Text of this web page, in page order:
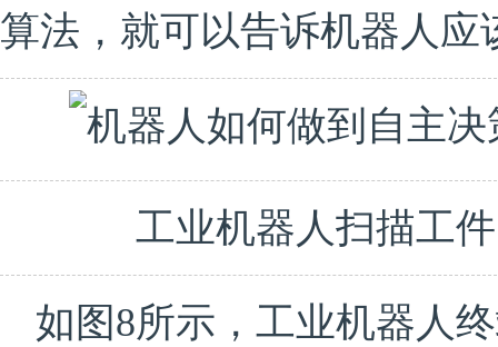
算法，就可以告诉机器人应
工业机器人扫描工
如图8所示，工业机器人